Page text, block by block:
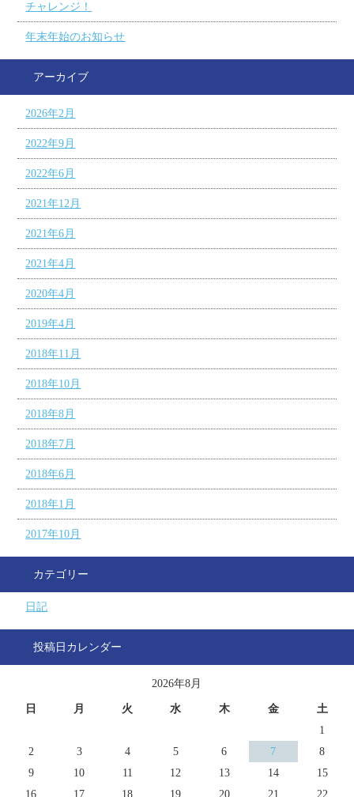
チャレンジ！
年末年始のお知らせ
アーカイブ
2026年2月
2022年9月
2022年6月
2021年12月
2021年6月
2021年4月
2020年4月
2019年4月
2018年11月
2018年10月
2018年8月
2018年7月
2018年6月
2018年1月
2017年10月
カテゴリー
日記
投稿日カレンダー
2026年8月
日 月 火 水 木 金
土
1
2
3 4 5 6 7
8
9
10 11 12 13 14
15
16
17 18 19 20 21 22